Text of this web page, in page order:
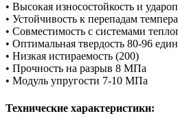
• Высокая износостойкость и
• Устойчивость к перепадам
• Совместимость с системами
• Оптимальная твердость 80-96
• Низкая истираемость (200)
• Прочность на разрыв 8 МПа
• Модуль упругости 7-10 МПа
Технические характеристики: